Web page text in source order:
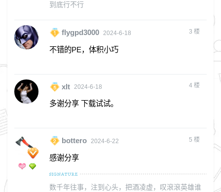
到底行不行
flygpd3000 2024-6-18 3 楼
不错的PE，体积小巧
xlt 2024-6-18 4 楼
多谢分享 下载试试。
bottero 2024-6-22 5 楼
感谢分享
数千年往事，注到心头，把酒凌虚，叹滾滾英雄谁